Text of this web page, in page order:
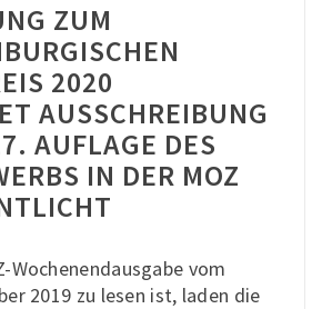
ZUM
2020
AUSSCHREIBUNG
AUFLAGE DES
IN DER MOZ
Wochenendausgabe vom
2019 zu lesen ist, laden die